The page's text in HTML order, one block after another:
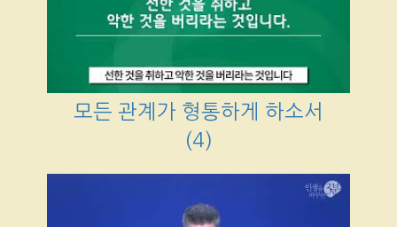
모든 관계가 형통하게 하소서
(4)